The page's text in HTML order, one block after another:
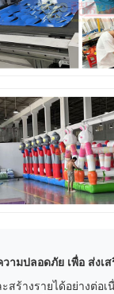
ามปลอดภัย เพื่อ ส่งเ
ร้างรายได้อย่างต่อ